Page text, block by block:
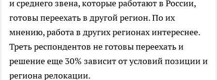
и среднего звена, которые работают в России,
готовы переехать в другой регион. По их
мнению, работа в других регионах интереснее.
Треть респондентов не готовы переехать и
решение еще 30% зависит от условий позиции и
региона релокации.